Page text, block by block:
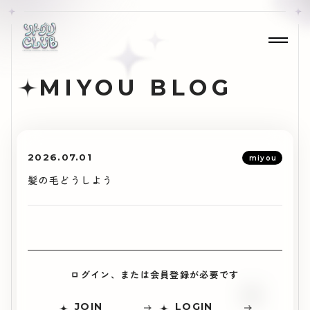
MIYOU BLOG
2026.07.01 miyou
髪の毛どうしよう
ログイン、または会員登録が必要です
JOIN LOGIN